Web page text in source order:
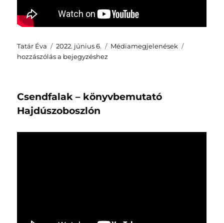
Szerző
Tatár Éva Közzétéve
2022. június 6. Kategória
Médiamegjelenések
hozzászólás a bejegyzéshez
Csendfalak – könyvbemutató
Hajdúszoboszlón